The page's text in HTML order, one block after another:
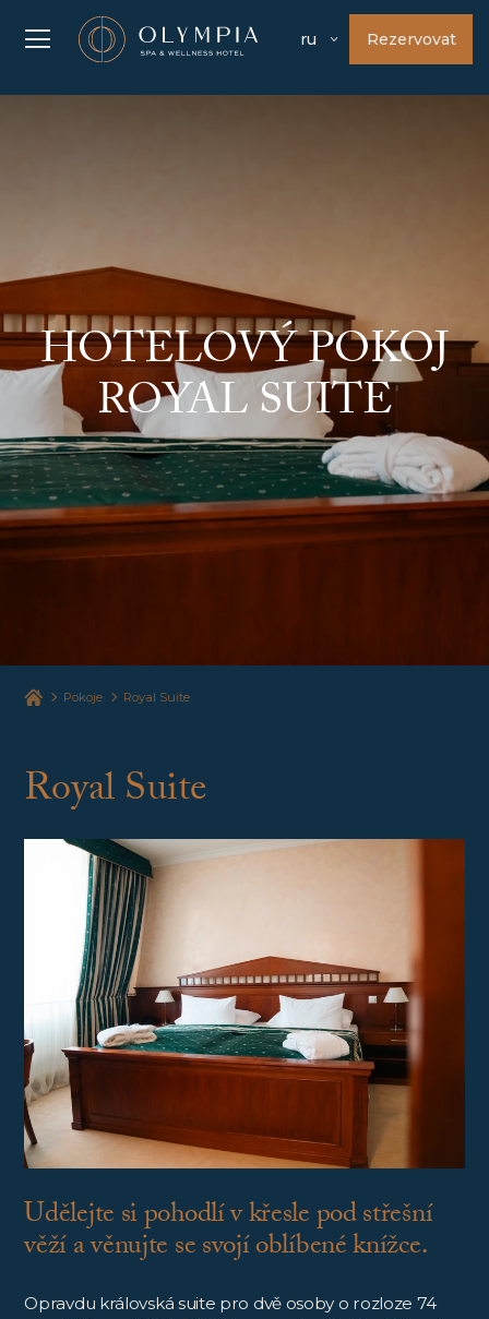
ru Rezervovat
HOTELOVÝ POKOJ
ROYAL SUITE
Pokoje Royal Suite
Royal Suite
Udělejte si pohodlí v křesle pod střešní
věží a věnujte se svojí oblíbené knížce.
Opravdu královská suite pro dvě osoby o rozloze 74